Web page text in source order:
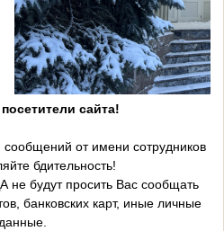
сайта!
сообщений от имени сотрудников
бдительность!
не будут просить Вас сообщать
банковских карт, иные личные
данные.